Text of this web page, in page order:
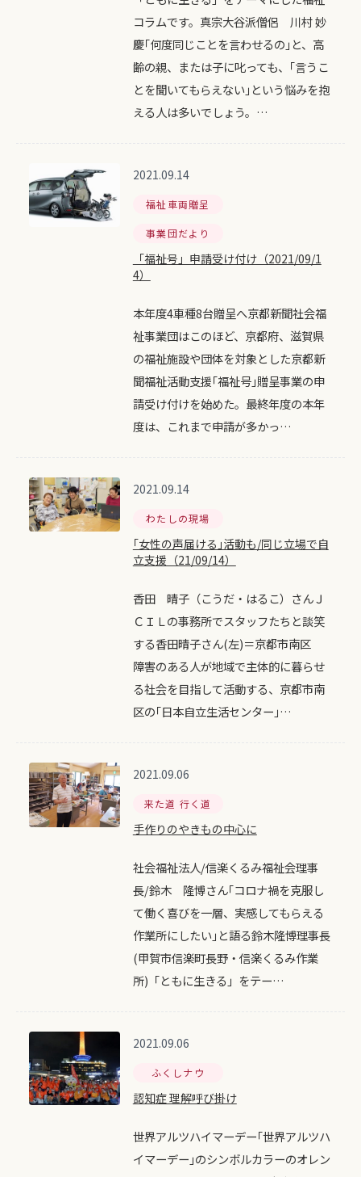
コラムです。真宗大谷派僧侶 川村 妙
慶｢何度同じことを言わせるの｣と、高
齢の親、または子に叱っても、｢言うこ
とを聞いてもらえない｣という悩みを抱
える人は多いでしょう。…
2021.09.14
福祉車両贈呈
事業団だより
「福祉号」申請受け付け（2021/09/1
4）
本年度4車種8台贈呈へ京都新聞社会福
祉事業団はこのほど、京都府、滋賀県
の福祉施設や団体を対象とした京都新
聞福祉活動支援｢福祉号｣贈呈事業の申
請受け付けを始めた。最終年度の本年
度は、これまで申請が多かっ…
2021.09.14
わたしの現場
｢女性の声届ける｣活動も/同じ立場で自
立支援（21/09/14）
香田 晴子（こうだ・はるこ）さんＪ
ＣＩＬの事務所でスタッフたちと談笑
する香田晴子さん(左)＝京都市南区
障害のある人が地域で主体的に暮らせ
る社会を目指して活動する、京都市南
区の｢日本自立生活センター｣…
2021.09.06
来た道 行く道
手作りのやきもの中心に
社会福祉法人/信楽くるみ福祉会理事
長/鈴木 隆博さん｢コロナ禍を克服し
て働く喜びを一層、実感してもらえる
作業所にしたい｣と語る鈴木隆博理事長
(甲賀市信楽町長野・信楽くるみ作業
所)「ともに生きる」をテー…
2021.09.06
ふくしナウ
認知症 理解呼び掛け
世界アルツハイマーデー｢世界アルツハ
イマーデー｣のシンボルカラーのオレン